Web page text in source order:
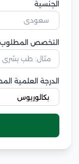
الجنسية
التخصص المطلوب
الدرجة العلمية